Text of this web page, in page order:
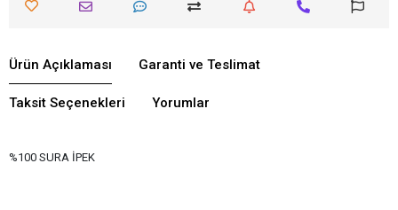
Ürün Açıklaması Garanti ve Teslimat
Taksit Seçenekleri Yorumlar
%100 SURA İPEK